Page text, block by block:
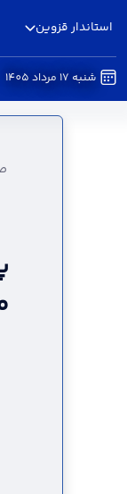
استاندار قزوین
شنبه 17 مرداد 1405
پروژه‌های